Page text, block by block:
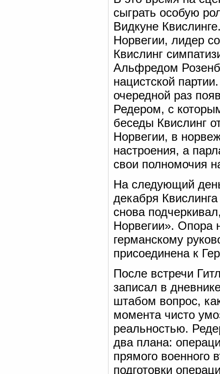
сыграть особую
Видкуне
Норвегии, лидер
Квислинг
Альфредом
нацистской
очередной раз
Редером, с
беседы Квислинг
Норвегии, в
настроения, а
свои полномочия
На следующий
декабря
снова
Норвегии». Опора
германскому
присоединена к
После встречи
записал в
штабом вопрос,
момента чисто
реальностью.
два плана:
прямого
подготовки